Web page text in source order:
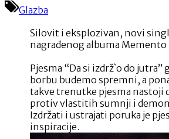
predstavlja
singl
“Da
si
izdrž`o
do
jutra
”
s
Porinom
Glazba
Silovit i eksplozivan, novi
nagrađenog albuma
Pjesma “Da si izdrž`o do
borbu budemo spremni, a
takve trenutke pjesma nastoji
protiv vlastitih sumnji i
Izdržati i ustrajati poruka je
inspiracije.